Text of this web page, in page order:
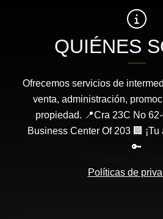
QUIÉNES
Ofrecemos servicios de
venta, administración,
propiedad. 📍Cra 23C No
Business Center Of 203 🏢
🔑
Políticas de